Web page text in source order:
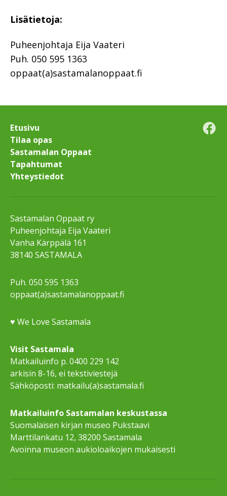
Lisätietoja:
Puheenjohtaja Eija Vaateri
Puh. 050 595 1363
oppaat(a)sastamalanoppaat.fi
Etusivu
Tilaa opas
Sastamalan Oppaat
Tapahtumat
Yhteystiedot
Sastamalan Oppaat ry
Puheenjohtaja Eija Vaateri
Vanha Kärppälä 161
38140 SASTAMALA
Puh. 050 595 1363
oppaat(a)sastamalanoppaat.fi
♥ We Love Sastamala
Visit Sastamala
Matkailuinfo p. 0400 229 142
arkisin 8-16, ei tekstiviestejä
Sähköposti: matkailu(a)sastamala.fi
Matkailuinfo Sastamalan keskustassa
Suomalaisen kirjan museo Pukstaavi
Marttilankatu 12, 38200 Sastamala
Avoinna museon aukioloaikojen mukaisesti